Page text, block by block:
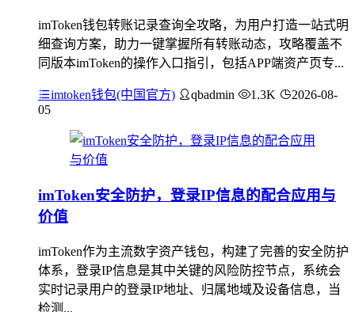
imToken钱包转账记录查询全攻略，为用户打造一站式明
细查询方案，助力一键掌握所有转账动态，攻略覆盖不
同版本imToken的操作入口指引，包括APP端资产页专...
imtoken钱包(中国官方) qbadmin 1.3K
2026-08-
05
imToken安全防护，登录IP信息的配合应用与
价值
imToken作为主流数字资产钱包，构建了完善的安全防护
体系，登录IP信息是其中关键的风险防控节点，系统会
实时记录用户的登录IP地址、归属地域及设备信息，当
检测...